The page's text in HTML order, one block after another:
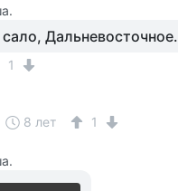
сало, Дальневосточное.
1
8 лет 1